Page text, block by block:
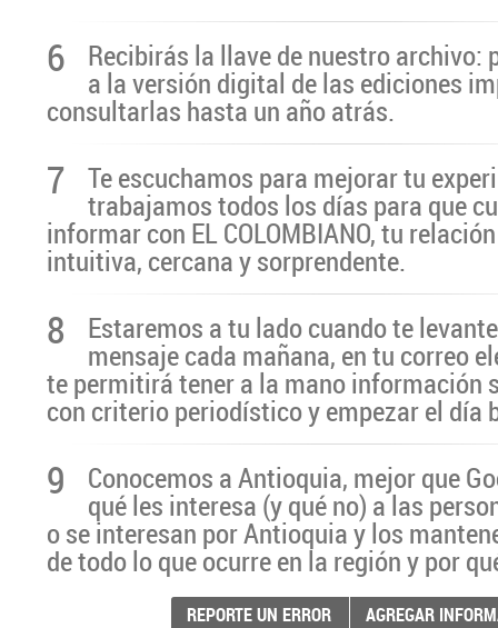
6 Recibirás la llave de nuestro archivo:
a la versión digital de las ediciones
consultarlas hasta un año atrás.
7 Te escuchamos para mejorar tu
trabajamos todos los días para que
informar con EL COLOMBIANO, tu
intuitiva, cercana y sorprendente.
8 Estaremos a tu lado cuando te
mensaje cada mañana, en tu correo
te permitirá tener a la mano información
con criterio periodístico y empezar el día
9 Conocemos a Antioquia, mejor que
qué les interesa (y qué no) a las
o se interesan por Antioquia y los
de todo lo que ocurre en la región y por
REPORTE UN ERROR AGREGAR